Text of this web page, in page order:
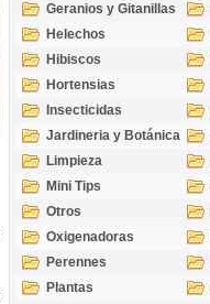
Geranios y Gitanillas
Helechos
Hibiscos
Hortensias
Insecticidas
Jardineria y Botánica
Limpieza
Mini Tips
Otros
Oxigenadoras
Perennes
Plantas